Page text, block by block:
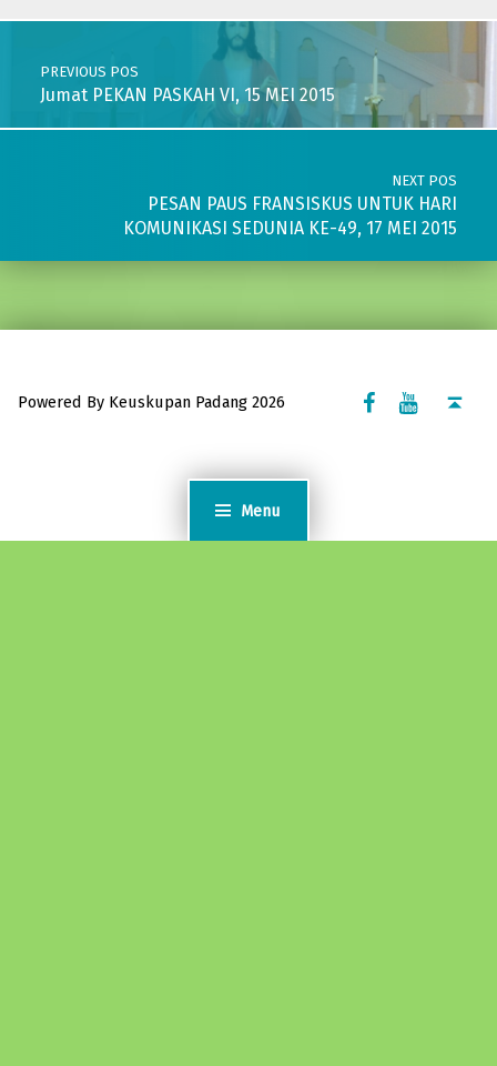
Menu
Post navigation
PREVIOUS POS
Jumat PEKAN PASKAH VI, 15 MEI 2015
NEXT POS
PESAN PAUS FRANSISKUS UNTUK HARI
KOMUNIKASI SEDUNIA KE-49, 17 MEI 2015
Powered By Keuskupan Padang 2026
Facebook KomsosYoutube Komsos